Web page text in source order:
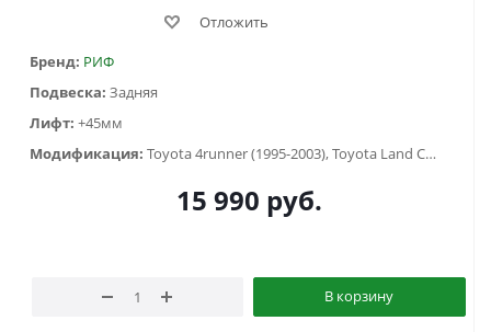
Отложить
Бренд: РИФ
Подвеска: Задняя
Лифт: +45мм
Модификация:
Toyota 4runner (1995-2003), Toyota Land Cruiser Prado 90/95 (1996-2002)
15 990 руб.
В корзину